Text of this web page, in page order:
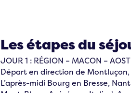
Les étapes du
JOUR 1 : RÉGION – MACON –
Départ en direction de
L’après-midi Bourg en Bresse,